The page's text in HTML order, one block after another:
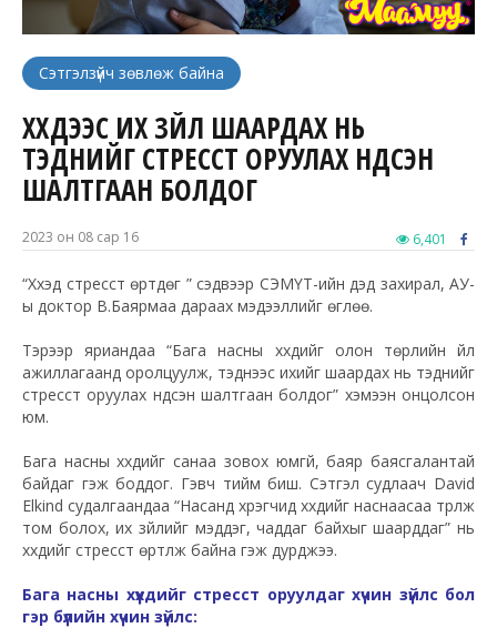
Сэтгэлзүйч зөвлөж байна
ХҮҮХДЭЭС ИХ ЗҮЙЛ ШААРДАХ НЬ
ТЭДНИЙГ СТРЕССТ ОРУУЛАХ ҮНДСЭН
ШАЛТГААН БОЛДОГ
2023 он 08 сар 16 6,401
“Хүүхэд стресст өртдөг үү” сэдвээр СЭМҮТ-ийн дэд захирал, АУ-
ы доктор В.Баярмаа дараах мэдээллийг өглөө.
Тэрээр яриандаа “Бага насны хүүхдийг олон төрлийн үйл
ажиллагаанд оролцуулж, тэднээс ихийг шаардах нь тэднийг
стресст оруулах үндсэн шалтгаан болдог” хэмээн онцолсон
юм.
Бага насны хүүхдийг санаа зовох юмгүй, баяр баясгалантай
байдаг гэж боддог. Гэвч тийм биш. Сэтгэл судлаач David
Elkind судалгаандаа “Насанд хүрэгчид хүүхдийг наснаасаа түрүүлж
том болох, их зүйлийг мэддэг, чаддаг байхыг шаарддаг” нь
хүүхдийг стресст өртүүлж байна гэж дурджээ.
Бага насны хүүхдийг стресст оруулдаг хүчин зүйлс бол
гэр бүлийн хүчин зүйлс: